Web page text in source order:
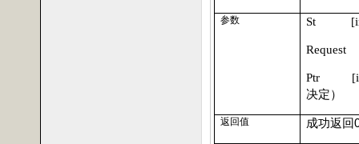
参数 St
Ptr
决定）
返回值 成功返回